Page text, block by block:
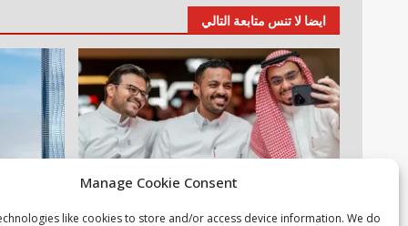
Manage Cookie Consent
like cookies to store and/or access device information. We do
ايضا لا تنس متابعة التالي
مقالات